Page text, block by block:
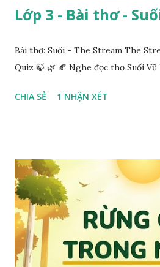
Lớp 3 - Bài thơ -
Bài thơ: Suối - The Stream The
Quiz 🍃 🌿 🍂 Nghe đọc thơ Suối Vũ
CHIA SẺ 1 NHẬN XÉT